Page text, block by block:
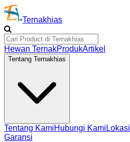
Ternakhias
Hewan TernakProdukArtikel
Tentang Ternakhias
Tentang KamiHubungi Kami Lokasi
Garansi